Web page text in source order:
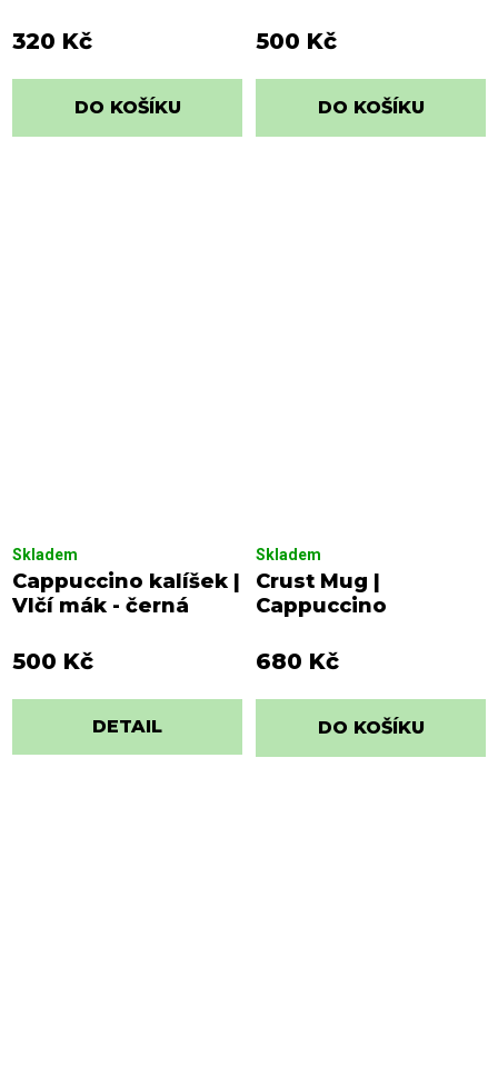
320 Kč
DO KOŠÍKU
500 Kč
DO KOŠÍKU
Cappuccino kalíšek |
Vlčí mák - černá
Skladem
500 Kč
DETAIL
Crust Mug |
Cappuccino
Skladem
680 Kč
DO KOŠÍKU